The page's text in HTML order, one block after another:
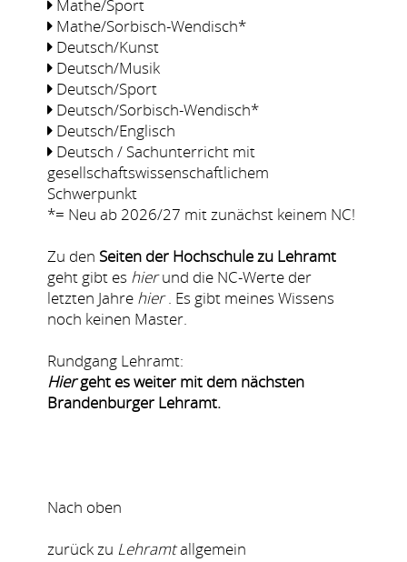
Mathe/Sport
Mathe/Sorbisch-Wendisch*
Deutsch/Kunst
Deutsch/Musik
Deutsch/Sport
Deutsch/Sorbisch-Wendisch*
Deutsch/Englisch
Deutsch / Sachunterricht mit
gesellschaftswissenschaftlichem
Schwerpunkt
*= Neu ab 2026/27 mit zunächst keinem NC!
Zu den Seiten der Hochschule zu Lehramt
geht gibt es hierund die NC-Werte der
letzten Jahre hier. Es gibt meines Wissens
noch keinen Master.
Rundgang Lehramt:
Hiergeht es weiter mit dem nächsten
Brandenburger Lehramt.
Nach oben
zurück zu Lehramtallgemein